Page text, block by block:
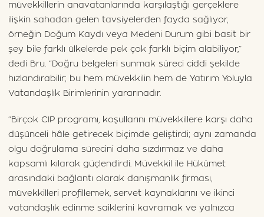
müvekkillerin anavatanlarında karşılaştığı gerçeklere
ilişkin sahadan gelen tavsiyelerden fayda sağlıyor,
örneğin Doğum Kaydı veya Medeni Durum gibi basit bir
şey bile farklı ülkelerde pek çok farklı biçim alabiliyor,”
dedi Bru. “Doğru belgeleri sunmak süreci ciddi şekilde
hızlandırabilir; bu hem müvekkilin hem de Yatırım Yoluyla
Vatandaşlık Birimlerinin yararınadır.
“Birçok CIP programı, koşullarını müvekkillere karşı daha
düşünceli hâle getirecek biçimde geliştirdi; aynı zamanda
olgu doğrulama sürecini daha sızdırmaz ve daha
kapsamlı kılarak güçlendirdi. Müvekkil ile Hükümet
arasındaki bağlantı olarak danışmanlık firması,
müvekkilleri profillemek, servet kaynaklarını ve ikinci
vatandaşlık edinme saiklerini kavramak ve yalnızca